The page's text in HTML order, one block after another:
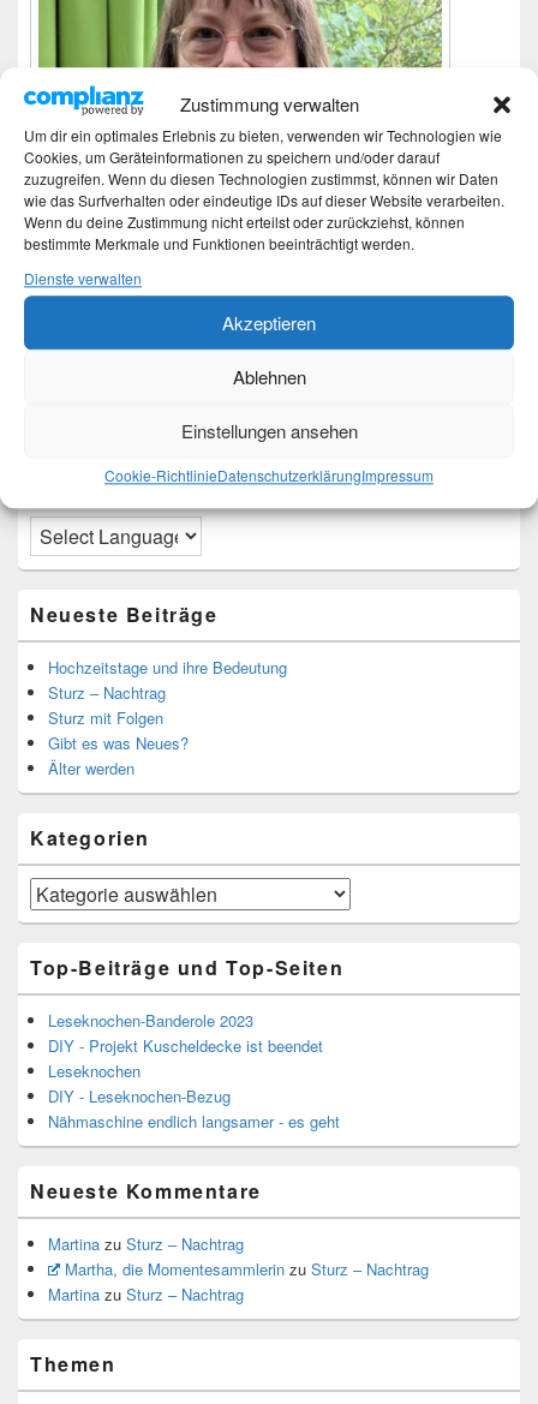
Zustimmung verwalten
Um dir ein optimales Erlebnis zu bieten, verwenden wir Technologien wie
Cookies, um Geräteinformationen zu speichern und/oder darauf
zuzugreifen. Wenn du diesen Technologien zustimmst, können wir Daten
wie das Surfverhalten oder eindeutige IDs auf dieser Website verarbeiten.
Wenn du deine Zustimmung nicht erteilst oder zurückziehst, können
bestimmte Merkmale und Funktionen beeinträchtigt werden.
Dienste verwalten
Akzeptieren
Ablehnen
Einstellungen ansehen
Cookie-RichtlinieDatenschutzerklärungImpressum
Translate:
Neueste Beiträge
Hochzeitstage und ihre Bedeutung
Sturz – Nachtrag
Sturz mit Folgen
Gibt es was Neues?
Älter werden
Kategorien
Kategorien
Top-Beiträge und Top-Seiten
Leseknochen-Banderole 2023
DIY - Projekt Kuscheldecke ist beendet
Leseknochen
DIY - Leseknochen-Bezug
Nähmaschine endlich langsamer - es geht
Neueste Kommentare
Martina zu Sturz – Nachtrag
Martha, die Momentesammlerinzu Sturz – Nachtrag
Martina zu Sturz – Nachtrag
Themen